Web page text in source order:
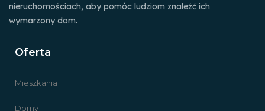
nieruchomościach, aby pomóc ludziom znaleźć ich
wymarzony dom.
Oferta
Mieszkania
Domy